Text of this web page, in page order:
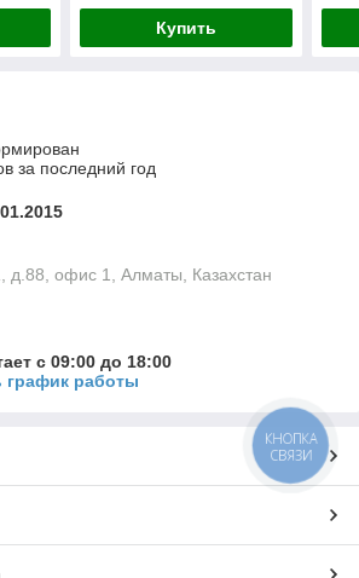
Купить
за последний год
д.88, офис 1, Алматы, Казахстан
с 09:00 до 18:00
график работы
КНОПКА
СВЯЗИ